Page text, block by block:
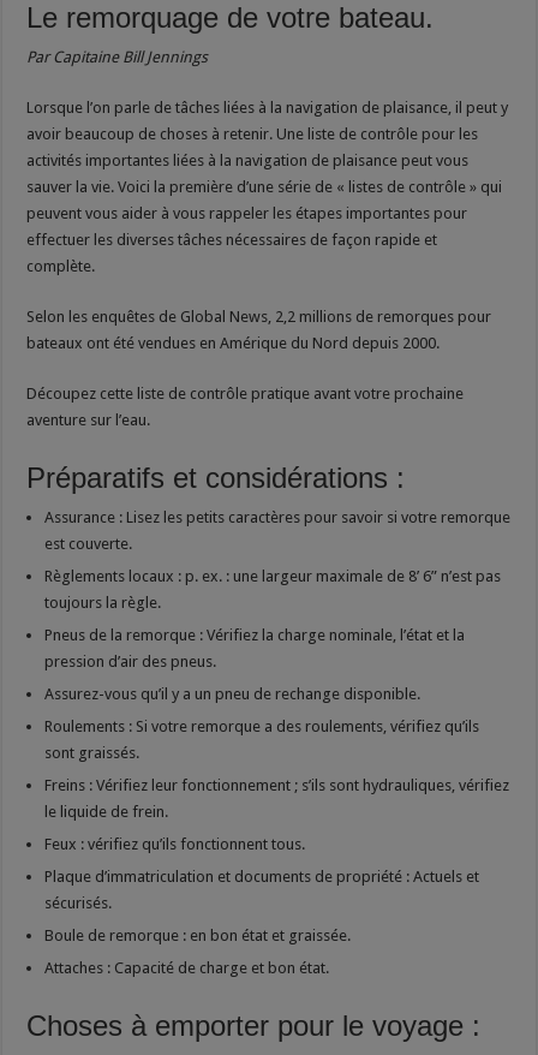
Le remorquage de votre bateau.
Par Capitaine Bill Jennings
Lorsque l’on parle de tâches liées à la navigation de plaisance, il peut y
avoir beaucoup de choses à retenir. Une liste de contrôle pour les
activités importantes liées à la navigation de plaisance peut vous
sauver la vie. Voici la première d’une série de « listes de contrôle » qui
peuvent vous aider à vous rappeler les étapes importantes pour
effectuer les diverses tâches nécessaires de façon rapide et
complète.
Selon les enquêtes de Global News, 2,2 millions de remorques pour
bateaux ont été vendues en Amérique du Nord depuis 2000.
Découpez cette liste de contrôle pratique avant votre prochaine
aventure sur l’eau.
Préparatifs et considérations :
Assurance : Lisez les petits caractères pour savoir si votre remorque
est couverte.
Règlements locaux : p. ex. : une largeur maximale de 8’ 6” n’est pas
toujours la règle.
Pneus de la remorque : Vérifiez la charge nominale, l’état et la
pression d’air des pneus.
Assurez-vous qu’il y a un pneu de rechange disponible.
Roulements : Si votre remorque a des roulements, vérifiez qu’ils
sont graissés.
Freins : Vérifiez leur fonctionnement ; s’ils sont hydrauliques, vérifiez
le liquide de frein.
Feux : vérifiez qu’ils fonctionnent tous.
Plaque d’immatriculation et documents de propriété : Actuels et
sécurisés.
Boule de remorque : en bon état et graissée.
Attaches : Capacité de charge et bon état.
Choses à emporter pour le voyage :